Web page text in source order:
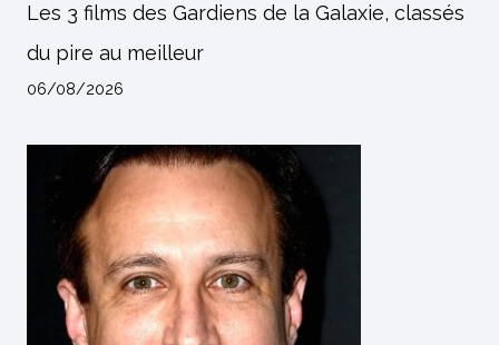
Les 3 films des Gardiens de la Galaxie, classés
du pire au meilleur
06/08/2026